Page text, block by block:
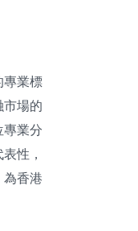
專業標
場的
業分
性，
香港